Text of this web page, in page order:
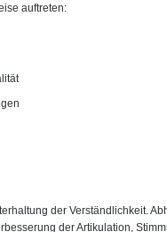
auftreten:
der Verständlichkeit.
der Artikulation,